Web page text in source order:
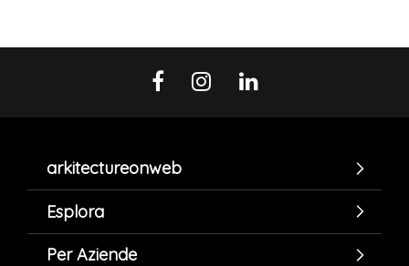
arkitectureonweb
Esplora
Per Aziende